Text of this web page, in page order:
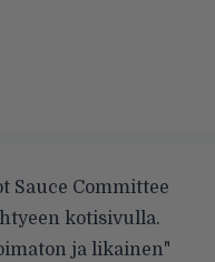
Sauce Committee
kotisivulla.
ja likainen"